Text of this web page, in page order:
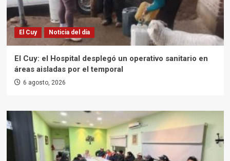
El Cuy Noticia del día
El Cuy: el Hospital desplegó un operativo sanitario en
áreas aisladas por el temporal
6 agosto, 2026